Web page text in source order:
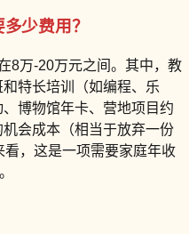
少费用？
8万-20万元之间。其中，教
特长培训（如编程、乐
博物馆年卡、营地项目约
会成本（相当于放弃一份
，这是一项需要家庭年收